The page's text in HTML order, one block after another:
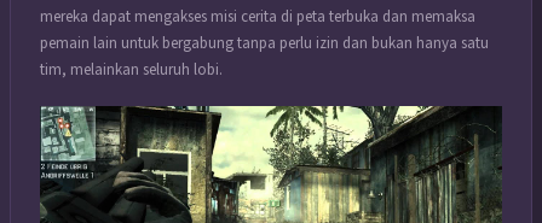
mereka dapat mengakses misi cerita di peta terbuka dan memaksa
pemain lain untuk bergabung tanpa perlu izin dan bukan hanya satu
tim, melainkan seluruh lobi.